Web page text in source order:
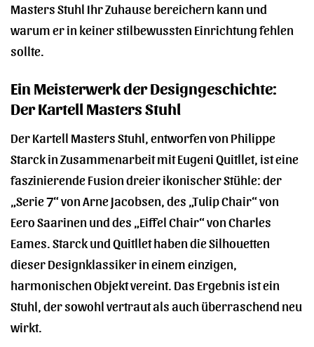
Masters Stuhl Ihr Zuhause bereichern kann und
warum er in keiner stilbewussten Einrichtung fehlen
sollte.
Ein Meisterwerk der Designgeschichte:
Der Kartell Masters Stuhl
Der Kartell Masters Stuhl, entworfen von Philippe
Starck in Zusammenarbeit mit Eugeni Quitllet, ist eine
faszinierende Fusion dreier ikonischer Stühle: der
„Serie 7“ von Arne Jacobsen, des „Tulip Chair“ von
Eero Saarinen und des „Eiffel Chair“ von Charles
Eames. Starck und Quitllet haben die Silhouetten
dieser Designklassiker in einem einzigen,
harmonischen Objekt vereint. Das Ergebnis ist ein
Stuhl, der sowohl vertraut als auch überraschend neu
wirkt.